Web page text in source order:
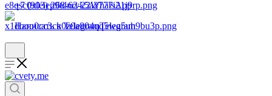
+7 (903) 268-62-22WhatsApp
Написать в TelegramTelegram